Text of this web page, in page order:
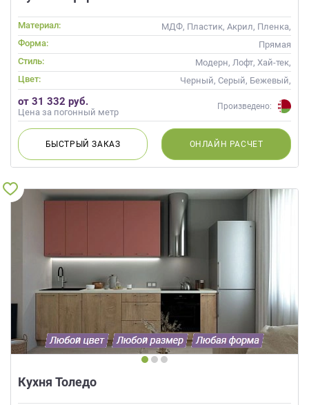
Материал:
МДФ, Пластик, Акрил, Пленка,
Alvic / УФ лак, Матовые, Эмаль
Форма:
Прямая
Стиль:
Модерн, Лофт, Хай-тек,
Современные
Цвет:
Черный, Серый, Бежевый,
Слоновая кость, Кремовый,
Коричневый, Капучино
от 31 332 руб.
Цена за погонный метр
Произведено:
БЫСТРЫЙЗАКАЗ ОНЛАЙН РАСЧЕТ
Кухня Толедо